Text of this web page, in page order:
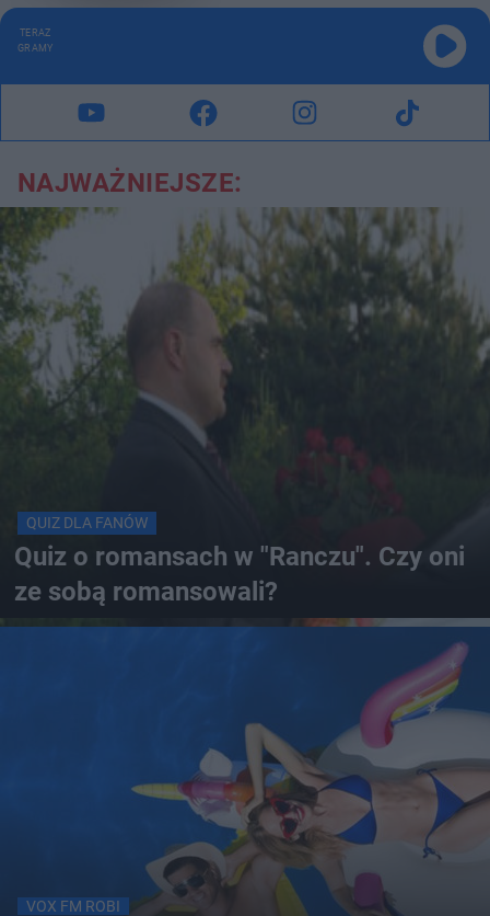
TERAZ
GRAMY
NAJWAŻNIEJSZE:
QUIZ DLA FANÓW
Quiz o romansach w "Ranczu". Czy oni
ze sobą romansowali?
VOX FM ROBI